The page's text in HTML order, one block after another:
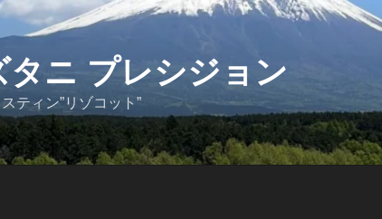
タニ プレシジョン
ティン”リゾコット”